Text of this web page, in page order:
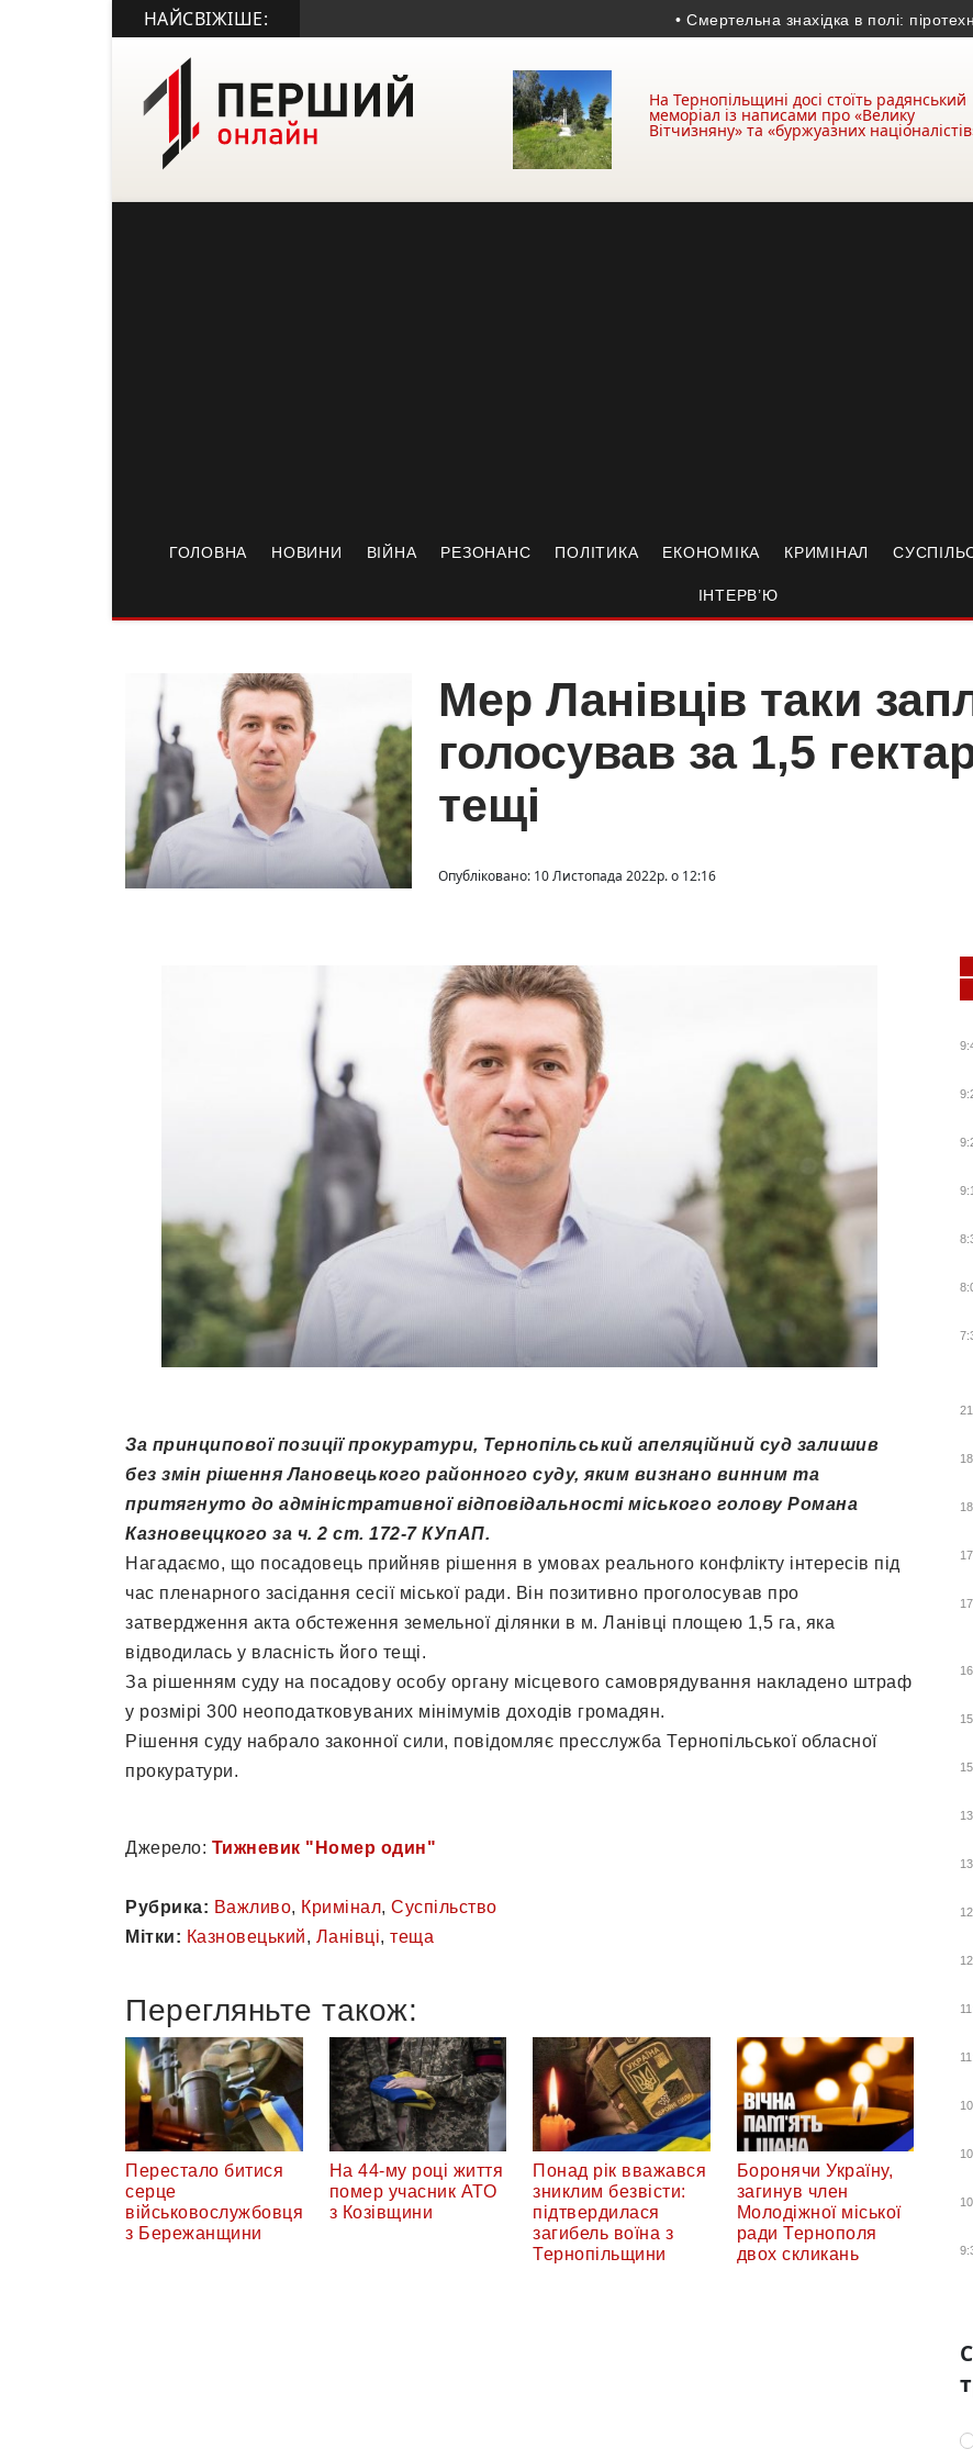
НАЙСВІЖІШЕ: • Смертельна знахідка в полі:
На Тернопільщині досі стоїть радянський
меморіал із написами про «Велику
Вітчизняну» та «буржуазних
ГОЛОВНА НОВИНИ ВІЙНА РЕЗОНАНС ПОЛІТИКА ЕКОНОМІКА КРИМІНАЛ
ІНТЕРВ’Ю
Мер Ланівців таки
голосував за 1,5
тещі
Опубліковано: 10 Листопада 2022р. о 12:16
За принципової позиції прокуратури, Тернопільський апеляційний суд залишив
без змін рішення Лановецького районного суду, яким визнано винним та
притягнуто до адміністративної відповідальності міського голову Романа
Казновеццкого за ч. 2 ст. 172-7 КУпАП.
Нагадаємо, що посадовець прийняв рішення в умовах реального конфлікту інтересів під
час пленарного засідання сесії міської ради. Він позитивно проголосував про
затвердження акта обстеження земельної ділянки в м. Ланівці площею 1,5 га, яка
відводилась у власність його тещі.
За рішенням суду на посадову особу органу місцевого самоврядування накладено штраф
у розмірі 300 неоподатковуваних мінімумів доходів громадян.
Рішення суду набрало законної сили, повідомляє пресслужба Тернопільської обласної
прокуратури.
Джерело: Тижневик "Номер один"
Рубрика: Важливо, Кримінал, Суспільство
Мітки: Казновецький, Ланівці, теща
Перегляньте також:
Перестало битися
серце
військовослужбовця
з Бережанщини
На 44-му році життя
помер учасник АТО
з Козівщини
Понад рік вважався
зниклим безвісти:
підтвердилася
загибель воїна з
Тернопільщини
Боронячи Україну,
загинув член
Молодіжної міської
ради Тернополя
двох скликань